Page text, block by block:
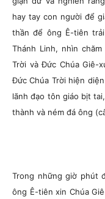
hay tay con người để
thần để ông Ê-tiên
Thánh Linh, nhìn
Trời và Đức Chúa Giê-
Đức Chúa Trời hiện
lãnh đạo tôn giáo bịt
thành và ném đá ông
Trong những giờ phút
ông Ê-tiên xin Chúa